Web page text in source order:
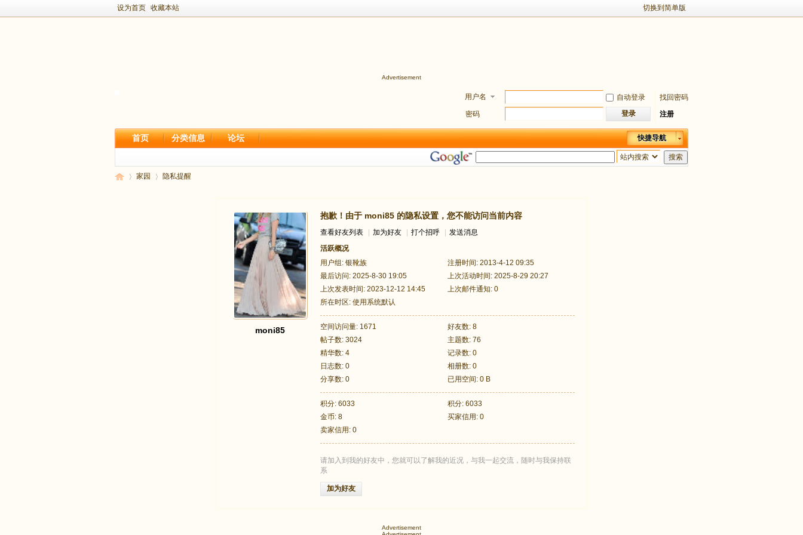
设为首页 收藏本站 切换到简单版
Advertisement
用户名 自动登录
找回密码
密码
登录 注册
快捷导航
首页 分类信息 论坛
搜索
家园 隐私提醒
moni85
抱歉！由于 moni85 的隐私设置，您不能访问当前内容
查看好友列表 加为好友 打个招呼
发送消息
活跃概况
用户组: 银靴族
注册时间: 2013-4-12 09:35
最后访问: 2025-8-30 19:05
上次活动时间: 2025-8-29 20:27
上次发表时间: 2023-12-12 14:45
上次邮件通知: 0
所在时区: 使用系统默认
空间访问量: 1671
好友数: 8
帖子数: 3024
主题数: 76
精华数: 4
记录数: 0
日志数: 0
相册数: 0
分享数: 0
已用空间: 0 B
积分: 6033
积分: 6033
金币: 8
买家信用: 0
卖家信用: 0
请加入到我的好友中，您就可以了解我的近况，与我一起交流，随时与我保持联
系
加为好友
Advertisement